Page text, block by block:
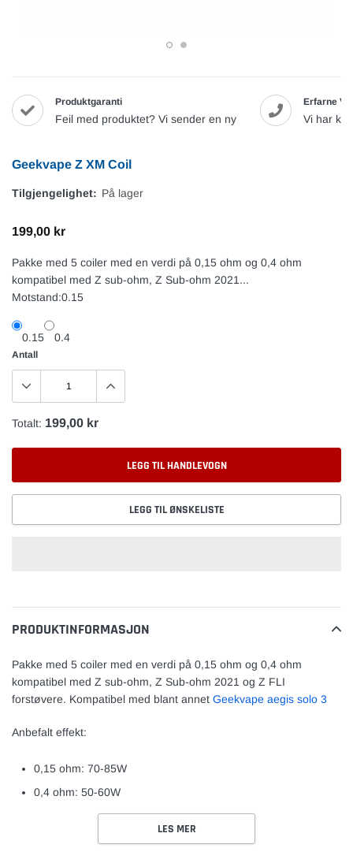
Produktgaranti
Feil med produktet? Vi sender en ny
Erfarne
Vi har
Geekvape Z XM Coil
Tilgjengelighet: På lager
199,00 kr
Pakke med 5 coiler med en verdi på 0,15 ohm og 0,4 ohm
kompatibel med Z sub-ohm, Z Sub-ohm 2021...
Motstand:0.15
0.15 0.4
Antall
Totalt: 199,00 kr
LEGG TIL HANDLEVOGN
LEGG TIL ØNSKELISTE
til
vare
PRODUKTINFORMASJON
Pakke med 5 coiler med en verdi på 0,15 ohm og 0,4 ohm
kompatibel med Z sub-ohm, Z Sub-ohm 2021 og Z FLI
forstøvere. Kompatibel med blant annet Geekvape aegis solo 3
Anbefalt effekt:
0,15 ohm: 70-85W
0,4 ohm: 50-60W
LES MER